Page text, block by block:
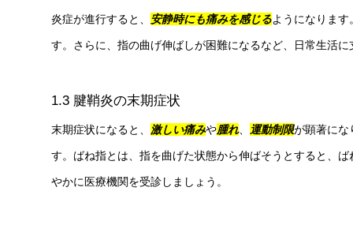
炎症が進行すると、 安静時にも痛みを感じるようになりま
す。さらに、指の曲げ伸ばしが困難になるなど、日常生活
1.3 腱鞘炎の末期症状
末期症状になると、 激しい痛みや腫れ、 運動制限が顕著にな
す。ばね指とは、指を曲げた状態から伸ばそうとすると、
やかに医療機関を受診しましょう。